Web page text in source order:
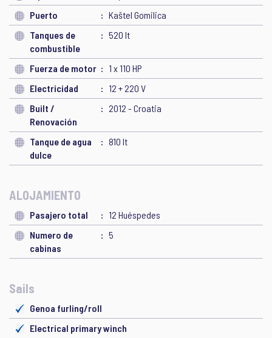
Puerto
Kaštel Gomilica
Tanques de
combustible
520 lt
Fuerza de motor
1 x 110 HP
Electricidad
12 + 220 V
Built /
Renovación
2012 - Croatia
Tanque de agua
dulce
810 lt
ALOJAMIENTO
Pasajero total
12 Huéspedes
Numero de
cabinas
5
Sails
Genoa furling/roll
Electrical primary winch